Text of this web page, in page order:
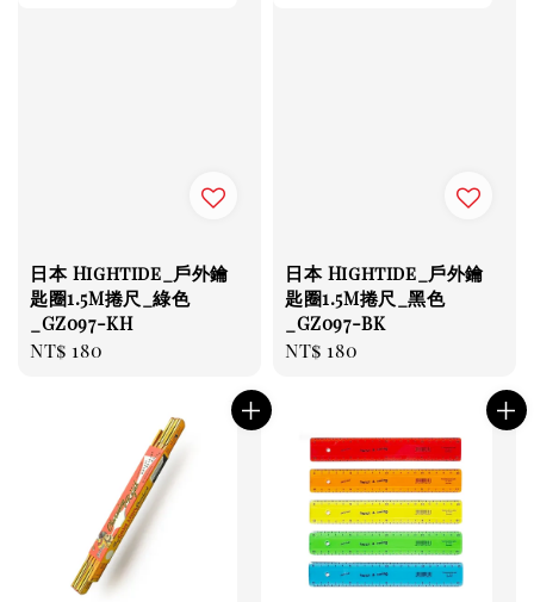
日本 Hightide_戶外鑰
匙圈1.5M捲尺_綠色
_GZ097-KH
Regular
NT$ 180
日本 Hightide_戶外鑰
匙圈1.5M捲尺_黑色
_GZ097-BK
Regular
NT$ 180